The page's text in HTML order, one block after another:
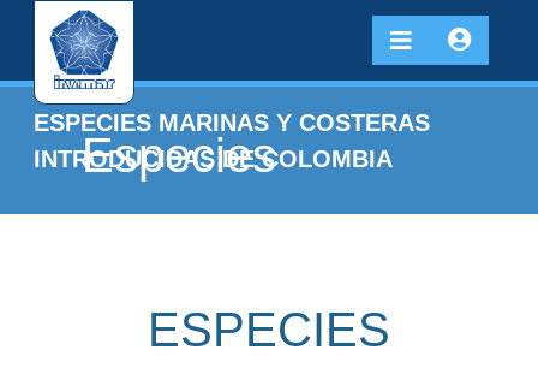
ESPECIES MARINAS Y COSTERAS
INTRODUCIDAS DE COLOMBIA
Especies
ESPECIES